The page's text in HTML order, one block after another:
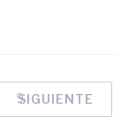
9
SIGUIENTE